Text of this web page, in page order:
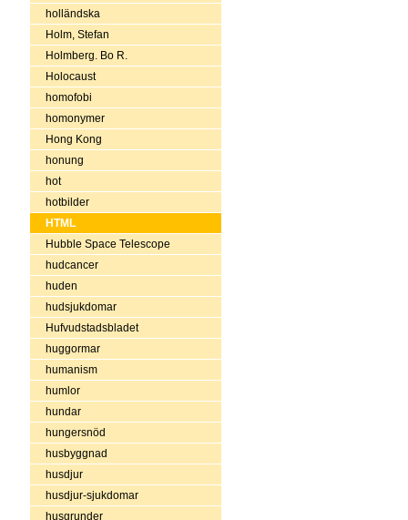
holländska
Holm, Stefan
Holmberg. Bo R.
Holocaust
homofobi
homonymer
Hong Kong
honung
hot
hotbilder
HTML
Hubble Space Telescope
hudcancer
huden
hudsjukdomar
Hufvudstadsbladet
huggormar
humanism
humlor
hundar
hungersnöd
husbyggnad
husdjur
husdjur-sjukdomar
husgrunder